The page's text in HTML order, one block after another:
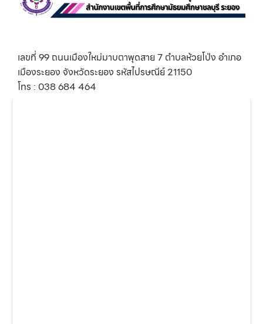
เลขที่ 99 ถนนเมืองใหม่มาบตาพุดสาย 7 ตำบลห้วยโป่ง อำเภอ
เมืองระยอง จังหวัดระยอง รหัสไปรษณีย์ 21150
โทร : 038 684 464